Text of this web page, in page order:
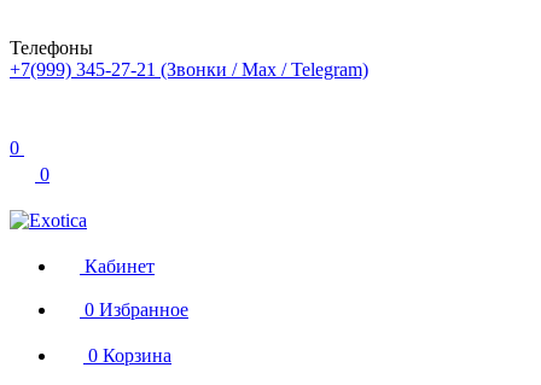
Телефоны
+7(999) 345-27-21 (Звонки / Max / Telegram)
0
0
Кабинет
0 Избранное
0 Корзина